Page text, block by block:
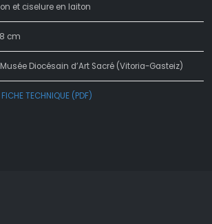
et ciselure en laiton
cm
Musée Diocésain d’Art Sacré (Vitoria-Gasteiz)
TECHNIQUE (PDF)